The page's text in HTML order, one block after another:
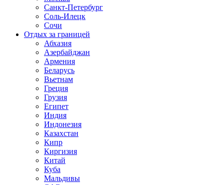
Санкт-Петербург
Соль-Илецк
Сочи
Отдых за границей
Абхазия
Азербайджан
Армения
Беларусь
Вьетнам
Греция
Грузия
Египет
Индия
Индонезия
Казахстан
Кипр
Киргизия
Китай
Куба
Мальдивы